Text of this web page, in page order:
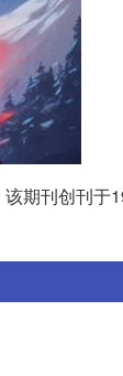
该期刊创刊于